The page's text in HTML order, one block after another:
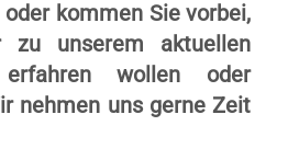
oder kommen Sie vorbei,
zu unserem aktuellen
erfahren wollen oder
nehmen uns gerne Zeit